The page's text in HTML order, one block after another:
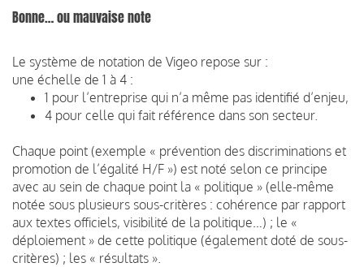
Bonne… ou mauvaise note
Le système de notation de Vigeo repose sur :
une échelle de 1 à 4 :
1 pour l’entreprise qui n’a même pas identifié d’enjeu,
4 pour celle qui fait référence dans son secteur.
Chaque point (exemple « prévention des discriminations et
promotion de l’égalité H/F ») est noté selon ce principe
avec au sein de chaque point la « politique » (elle-même
notée sous plusieurs sous-critères : cohérence par rapport
aux textes officiels, visibilité de la politique…) ; le «
déploiement » de cette politique (également doté de sous-
critères) ; les « résultats ».